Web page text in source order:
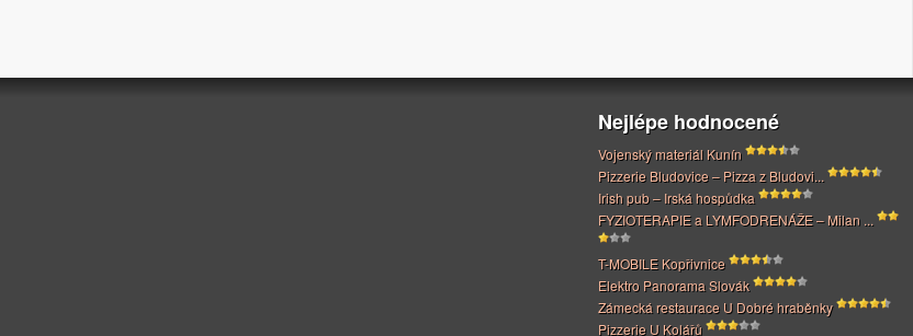
Nejlépe hodnocené
Vojenský materiál Kunín
Pizzerie Bludovice – Pizza z Bludovi...
Irish pub – Irská hospůdka
FYZIOTERAPIE a LYMFODRENÁŽE – Milan ...
T-MOBILE Kopřivnice
Elektro Panorama Slovák
Zámecká restaurace U Dobré hraběnky
Pizzerie U Kolářů